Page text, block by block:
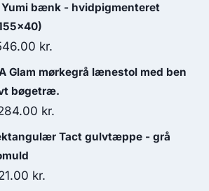
Yumi bænk - hvidpigmenteret
kr.
Glam mørkegrå lænestol med ben
bøgetræ.
kr.
Tact gulvtæppe - grå
kr.